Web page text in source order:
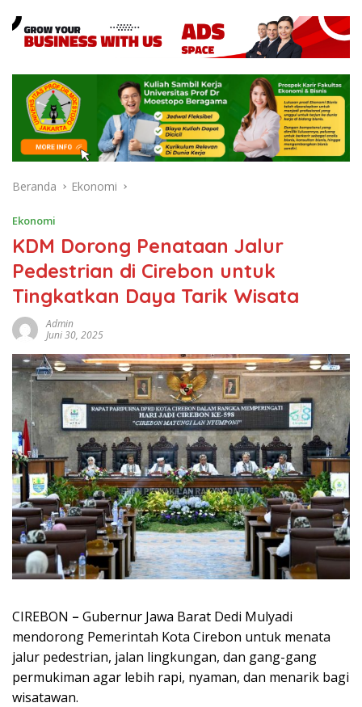
Beranda Ekonomi
Ekonomi
KDM Dorong Penataan Jalur
Pedestrian di Cirebon untuk
Tingkatkan Daya Tarik Wisata
Admin
Juni 30, 2025
CIREBON – Gubernur Jawa Barat Dedi Mulyadi
mendorong Pemerintah Kota Cirebon untuk menata
jalur pedestrian, jalan lingkungan, dan gang-gang
permukiman agar lebih rapi, nyaman, dan menarik bagi
wisatawan.